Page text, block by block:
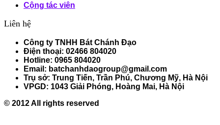
Cộng tác viên
Liên hệ
Công ty TNHH Bát Chánh Đạo
Điện thoại: 02466 804020
Hotline: 0965 804020
Email: batchanhdaogroup@gmail.com
Trụ sở: Trung Tiến, Trần Phú, Chương Mỹ, Hà Nội
VPGD: 1043 Giải Phóng, Hoàng Mai, Hà Nội
© 2012 All rights reserved